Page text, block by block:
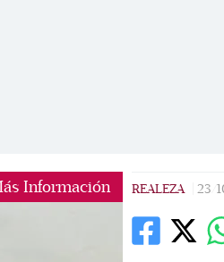
Información REALEZA 23/